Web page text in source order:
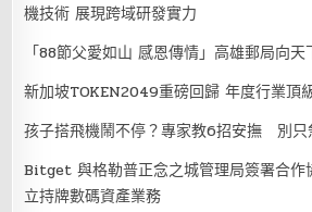
機技術 展現跨域研發實力
「88節父愛如山 感恩傳情」高雄郵局向
新加坡TOKEN2049重磅回歸 年度行業頂
孩子搭飛機鬧不停？專家教6招安撫 別只
Bitget 與格勒普正念之城管理局簽署合作
立持牌數碼資產業務